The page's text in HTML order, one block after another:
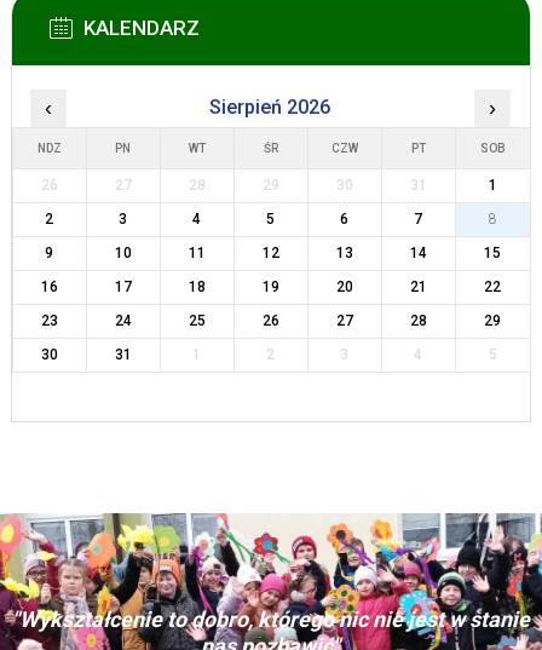
KALENDARZ
‹ Sierpień 2026 ›
NDZ PN WT ŚR CZW PT SOB
26 27 28 29 30 31
1
2
3 4 5 6 7
8
9
10 11 12 13 14
15
16
17 18 19 20 21
22
23
24 25 26 27 28
29
30
31 1 2 3 4 5
"Wykształcenie to dobro, którego nic nie jest w stanie